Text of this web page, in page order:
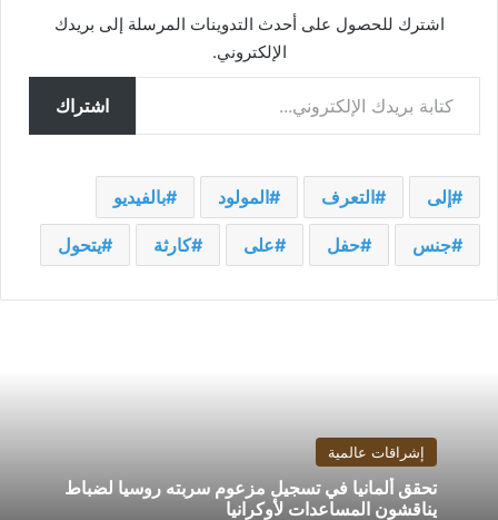
اشترك للحصول على أحدث التدوينات المرسلة إلى بريدك
الإلكتروني.
كتابة بريدك الإلكتروني...
اشتراك
إلى التعرف المولود بالفيديو
جنس حفل على كارثة يتحول
إشراقات عالمية
تحقق ألمانيا في تسجيل مزعوم سربته روسيا لضباط
يناقشون المساعدات لأوكرانيا